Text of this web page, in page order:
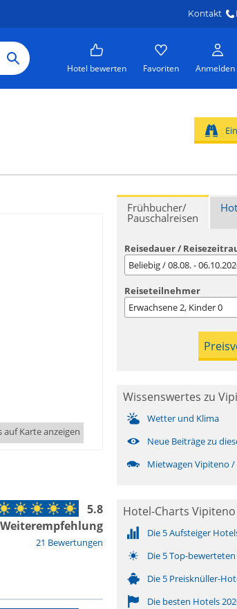
Kontakt
Hotel bewerten Favoriten Anmelden
auf Karte anzeigen
21 Bewertungen
5.8
Weiterempfehlung
Frühbucher/
Pauschalreisen
Reisedauer /
Beliebig / 08.08. -
Reiseteilnehmer
Erwachsene2, Kinder0
Wissenswertes zu
Wetter und Klima
Neue Beiträge zu
Mietwagen Vipiteno /
Hotel-Charts Vipiteno
Die 5 Aufsteiger
Die 5 Top-
Die 5 Preisknüller-
Die besten Hotels